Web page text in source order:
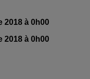
2018 à 0h00
2018 à 0h00